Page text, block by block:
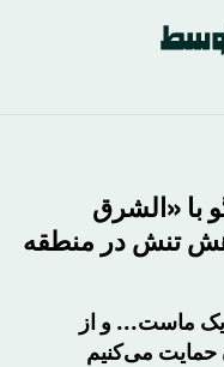
با «الشرق
تنش در منطقه
ماست... و از
حمایت می‌کنیم